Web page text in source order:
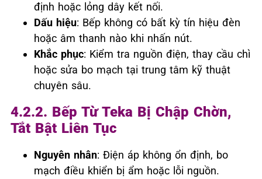
định hoặc lỏng dây kết nối.
Dấu hiệu: Bếp không có bất kỳ tín hiệu đèn
hoặc âm thanh nào khi nhấn nút.
Khắc phục: Kiểm tra nguồn điện, thay cầu chì
hoặc sửa bo mạch tại trung tâm kỹ thuật
chuyên sâu.
4.2.2. Bếp Từ Teka Bị Chập Chờn,
Tắt Bật Liên Tục
Nguyên nhân: Điện áp không ổn định, bo
mạch điều khiển bị ẩm hoặc lỗi nguồn.